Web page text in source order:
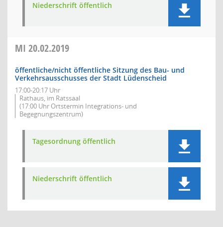
Niederschrift öffentlich
MI 20.02.2019
öffentliche/nicht öffentliche Sitzung des Bau- und
Verkehrsausschusses der Stadt Lüdenscheid
17:00-20:17 Uhr
Rathaus, im Ratssaal
(17:00 Uhr Ortstermin Integrations- und
Begegnungszentrum)
Tagesordnung öffentlich
Niederschrift öffentlich